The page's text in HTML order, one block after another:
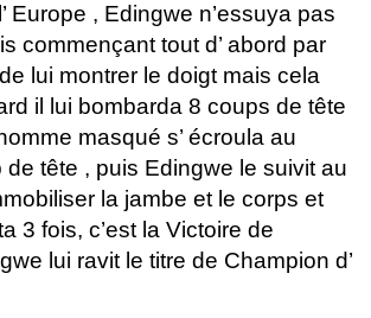
Europe , Edingwe n’essuya pas
commençant tout d’ abord par
lui montrer le doigt mais cela
il lui bombarda 8 coups de tête
masqué s’ écroula au
de tête , puis Edingwe le suivit au
la jambe et le corps et
3 fois, c’est la Victoire de
lui ravit le titre de Champion d’